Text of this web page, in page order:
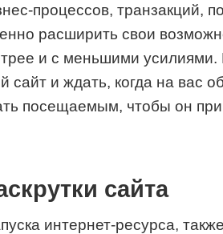
процессов, транзакций,
расширить свои
и с меньшими усилиями.
сайт и ждать, когда на вас
посещаемым, чтобы он
сайта
интернет-ресурса,